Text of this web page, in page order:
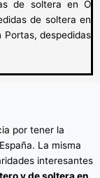
de soltera en O
de soltera en
Portas, despedidas
por tener la
La misma
interesantes